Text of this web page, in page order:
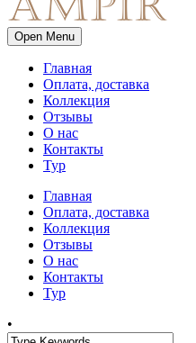
Open Menu
Главная
Оплата, доставка
Коллекция
Отзывы
О нас
Контакты
Тур
Главная
Оплата, доставка
Коллекция
Отзывы
О нас
Контакты
Тур
•